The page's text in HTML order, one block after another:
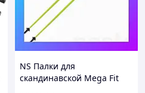
NS Палки для
скандинавской Mega Fit